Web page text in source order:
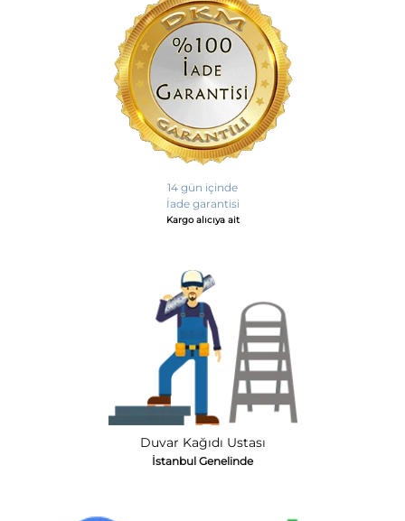
14 gün içinde
İade garantisi
Kargo alıcıya ait
Duvar Kağıdı Ustası
İstanbul Genelinde